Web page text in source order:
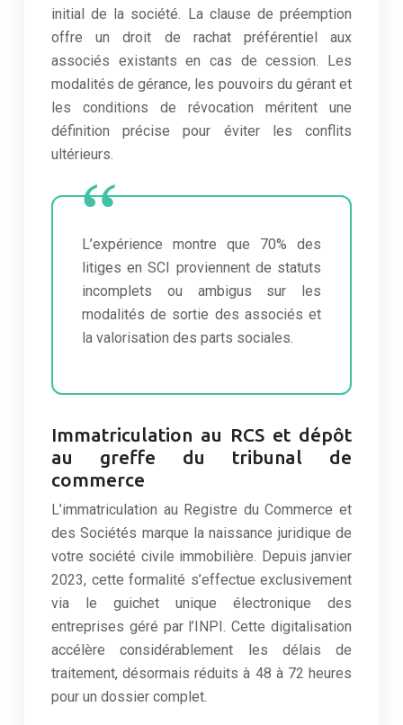
initial de la société. La clause de préemption
offre un droit de rachat préférentiel aux
associés existants en cas de cession. Les
modalités de gérance, les pouvoirs du gérant et
les conditions de révocation méritent une
définition précise pour éviter les conflits
ultérieurs.
L’expérience montre que 70% des
litiges en SCI proviennent de statuts
incomplets ou ambigus sur les
modalités de sortie des associés et
la valorisation des parts sociales.
Immatriculation au RCS et dépôt
au greffe du tribunal de
commerce
L’immatriculation au Registre du Commerce et
des Sociétés marque la naissance juridique de
votre société civile immobilière. Depuis janvier
2023, cette formalité s’effectue exclusivement
via le guichet unique électronique des
entreprises géré par l’INPI. Cette digitalisation
accélère considérablement les délais de
traitement, désormais réduits à 48 à 72 heures
pour un dossier complet.